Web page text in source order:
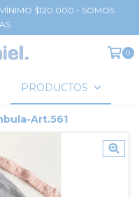
$120.000 - SOMOS
0
PRODUCTOS
Art.561